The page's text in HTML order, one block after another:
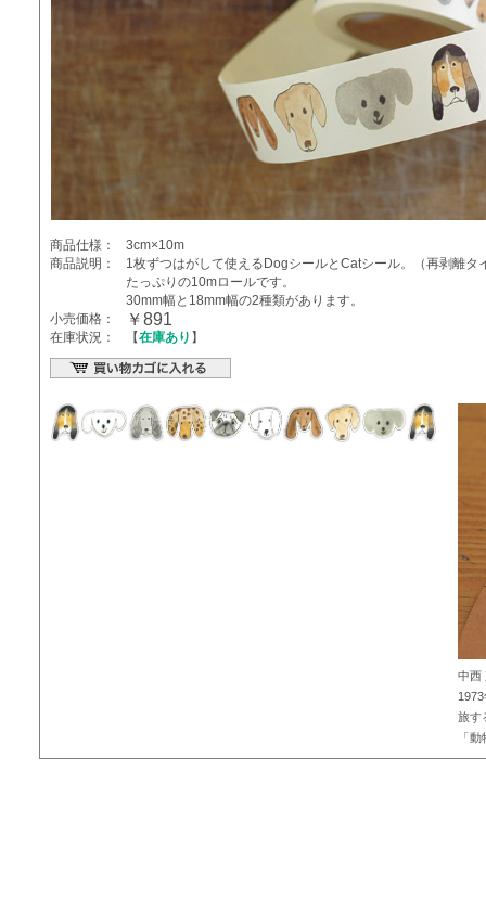
商品仕様：
3cm×10m
商品説明：
1枚ずつはがして使えるDogシールとCatシール。（再剥離タ
たっぷりの10mロールです。
30mm幅と18mm幅の2種類があります。
小売価格：
￥891
在庫状況： 【在庫あり 】
中
旅す
「